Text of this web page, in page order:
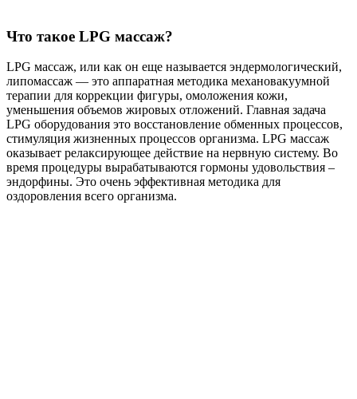
Что такое LPG массаж?
LPG массаж, или как он еще называется эндермологический,
липомассаж — это аппаратная методика механовакуумной
терапии для коррекции фигуры, омоложения кожи,
уменьшения объемов жировых отложений. Главная задача
LPG оборудования это восстановление обменных процессов,
стимуляция жизненных процессов организма. LPG массаж
оказывает релаксирующее действие на нервную систему. Во
время процедуры вырабатываются гормоны удовольствия –
эндорфины. Это очень эффективная методика для
оздоровления всего организма.